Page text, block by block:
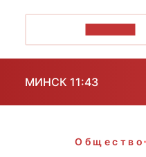
МИНСК 11:43
Общество